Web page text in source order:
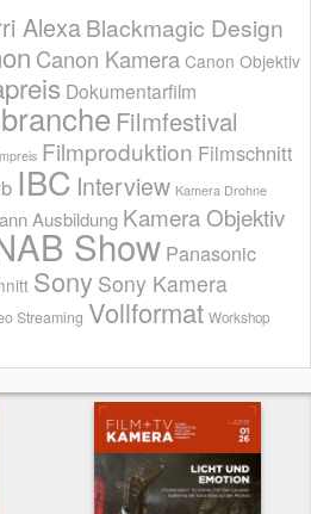
AlexaBlackmagic Design
Canon Kamera Canon Objektiv
Dokumentarfilm
Filmfestival
Filmproduktion Filmschnitt
IBC Interview Kamera Drohne
Ausbildung Kamera Objektiv
Show Panasonic
Sony Sony Kamera
Streaming Vollformat Workshop